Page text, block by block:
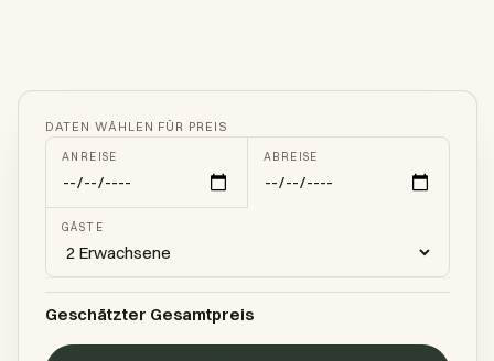
DATEN WÄHLEN FÜR PREIS
ANREISE ABREISE
GÄSTE
Geschätzter Gesamtpreis